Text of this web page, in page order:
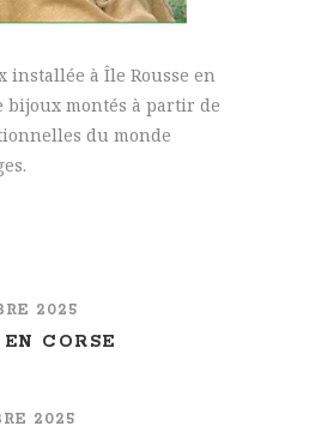
à Île Rousse en
bijoux montés à partir de
du monde
2025
CORSE
2025